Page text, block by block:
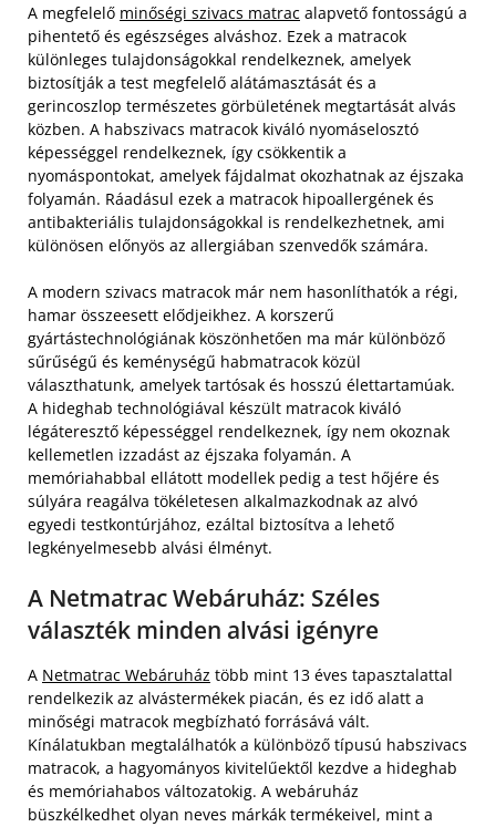
A megfelelő minőségi szivacs matrac alapvető fontosságú a
pihentető és egészséges alváshoz. Ezek a matracok
különleges tulajdonságokkal rendelkeznek, amelyek
biztosítják a test megfelelő alátámasztását és a
gerincoszlop természetes görbületének megtartását alvás
közben. A habszivacs matracok kiváló nyomáselosztó
képességgel rendelkeznek, így csökkentik a
nyomáspontokat, amelyek fájdalmat okozhatnak az éjszaka
folyamán. Ráadásul ezek a matracok hipoallergének és
antibakteriális tulajdonságokkal is rendelkezhetnek, ami
különösen előnyös az allergiában szenvedők számára.
A modern szivacs matracok már nem hasonlíthatók a régi,
hamar összeesett elődjeikhez. A korszerű
gyártástechnológiának köszönhetően ma már különböző
sűrűségű és keménységű habmatracok közül
választhatunk, amelyek tartósak és hosszú élettartamúak.
A hideghab technológiával készült matracok kiváló
légáteresztő képességgel rendelkeznek, így nem okoznak
kellemetlen izzadást az éjszaka folyamán. A
memóriahabbal ellátott modellek pedig a test hőjére és
súlyára reagálva tökéletesen alkalmazkodnak az alvó
egyedi testkontúrjához, ezáltal biztosítva a lehető
legkényelmesebb alvási élményt.
A Netmatrac Webáruház: Széles
választék minden alvási igényre
A Netmatrac Webáruház több mint 13 éves tapasztalattal
rendelkezik az alvástermékek piacán, és ez idő alatt a
minőségi matracok megbízható forrásává vált.
Kínálatukban megtalálhatók a különböző típusú habszivacs
matracok, a hagyományos kivitelűektől kezdve a hideghab
és memóriahabos változatokig. A webáruház
büszkélkedhet olyan neves márkák termékeivel, mint a